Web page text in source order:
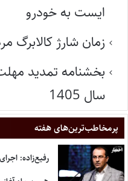
ایست به خودرو
زمان شارژ کالابرگ
بخشنامه تمدید
سال 1405
پر‌مخاطب‌ترین‌های هفته
رفیع‌زاده: